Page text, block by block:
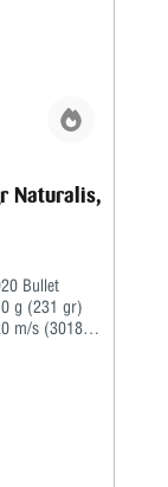
Naturalis,